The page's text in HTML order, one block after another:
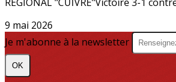
9 mai 2026
Je m'abonne à la newsletter
OK